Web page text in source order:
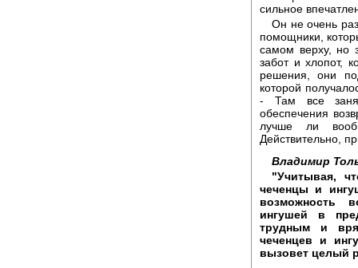
сильное
Он не очень
помощники,
самом верху, но
забот и хлопот,
решения, они
которой
- Там все
обеспечения
лучше ли
Действительно,
Владимир
"Учитывая,
чеченцы и
возможность
ингушей в
трудным и
чеченцев и
вызовет целый